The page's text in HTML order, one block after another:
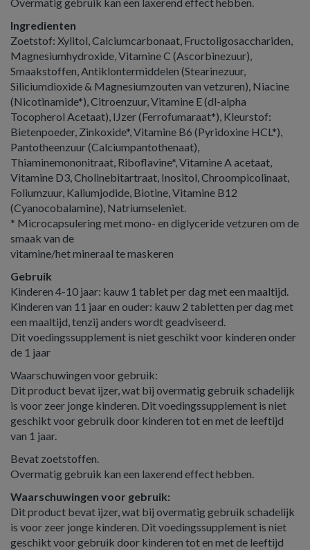
Ingredienten
Zoetstof: Xylitol, Calciumcarbonaat, Fructoligosacchariden,
Magnesiumhydroxide, Vitamine C (Ascorbinezuur),
Smaakstoffen, Antiklontermiddelen (Stearinezuur,
Siliciumdioxide & Magnesiumzouten van vetzuren), Niacine
(Nicotinamide*), Citroenzuur, Vitamine E (dl-alpha
Tocopherol Acetaat), IJzer (Ferrofumaraat*), Kleurstof:
Bietenpoeder, Zinkoxide*, Vitamine B6 (Pyridoxine HCL*),
Pantotheenzuur (Calciumpantothenaat),
Thiaminemononitraat, Riboflavine*, Vitamine A acetaat,
Vitamine D3, Cholinebitartraat, Inositol, Chroompicolinaat,
Foliumzuur, Kaliumjodide, Biotine, Vitamine B12
(Cyanocobalamine), Natriumseleniet.
* Microcapsulering met mono- en diglyceride vetzuren om de
smaak van de
vitamine/het mineraal te maskeren
Gebruik
Kinderen 4-10 jaar: kauw 1 tablet per dag met een maaltijd.
Kinderen van 11 jaar en ouder: kauw 2 tabletten per dag met
een maaltijd, tenzij anders wordt geadviseerd.
Dit voedingssupplement is niet geschikt voor kinderen onder
de 1 jaar
Waarschuwingen voor gebruik:
Dit product bevat ijzer, wat bij overmatig gebruik schadelijk
is voor zeer jonge kinderen. Dit voedingssupplement is niet
geschikt voor gebruik door kinderen tot en met de leeftijd
van 1 jaar.
Bevat zoetstoffen.
Overmatig gebruik kan een laxerend effect hebben.
Waarschuwingen voor gebruik:
Dit product bevat ijzer, wat bij overmatig gebruik schadelijk
is voor zeer jonge kinderen. Dit voedingssupplement is niet
geschikt voor gebruik door kinderen tot en met de leeftijd